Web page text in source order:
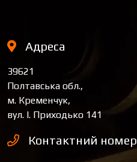
Адреса
39621
Полтавська обл.,
м. Кременчук,
вул. І. Приходько 141
Контактний номер